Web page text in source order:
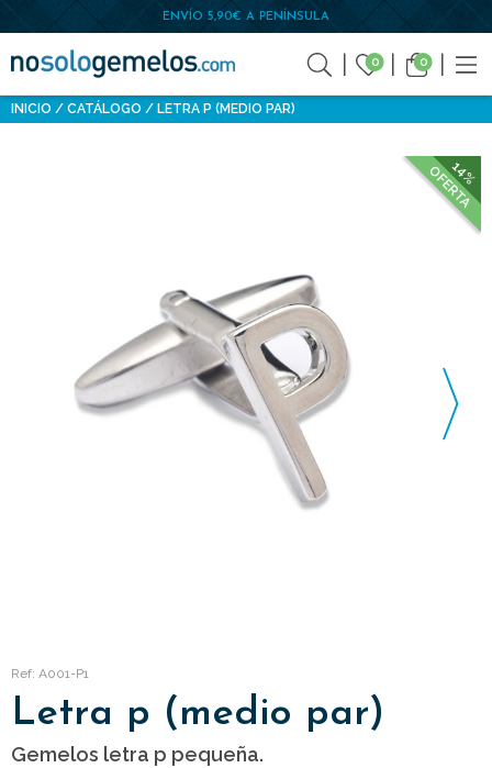
ENVÍO 5,90€ A PENÍNSULA
0 0
INICIO CATÁLOGO LETRA P (MEDIO PAR)
14%
OFERTA
Ref: A001-P1
Letra p (medio par)
Gemelos letra p pequeña.